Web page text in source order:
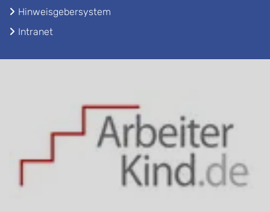
Hinweisgebersystem
Intranet